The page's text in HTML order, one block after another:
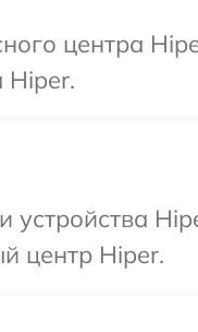
центра
Hiper.
центр Hiper.